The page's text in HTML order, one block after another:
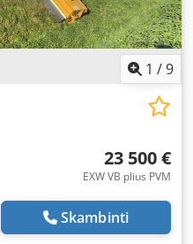
1 /9
23 500 €
EXW VB plius PVM
Skambinti